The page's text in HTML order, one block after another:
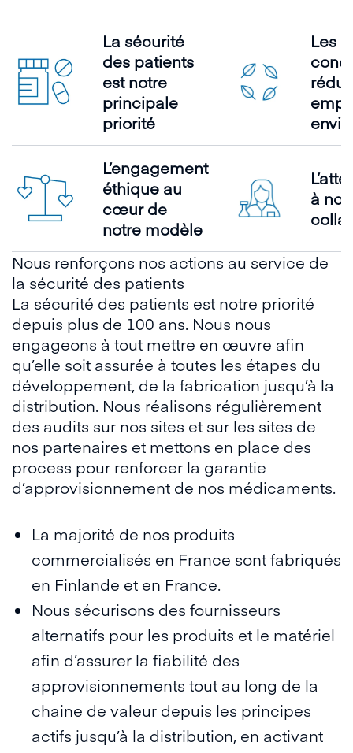
La sécurité
des patients
est notre
principale
priorité
Les
L’engagement
éthique au
cœur de
notre modèle
à nos
Nous renforçons nos actions au service de
la sécurité des patients
La sécurité des patients est notre priorité
depuis plus de 100 ans. Nous nous
engageons à tout mettre en œuvre afin
qu’elle soit assurée à toutes les étapes du
développement, de la fabrication jusqu’à la
distribution. Nous réalisons régulièrement
des audits sur nos sites et sur les sites de
nos partenaires et mettons en place des
process pour renforcer la garantie
d’approvisionnement de nos médicaments.
La majorité de nos produits
commercialisés en France sont fabriqués
en Finlande et en France.
Nous sécurisons des fournisseurs
alternatifs pour les produits et le matériel
afin d’assurer la fiabilité des
approvisionnements tout au long de la
chaine de valeur depuis les principes
actifs jusqu’à la distribution, en activant